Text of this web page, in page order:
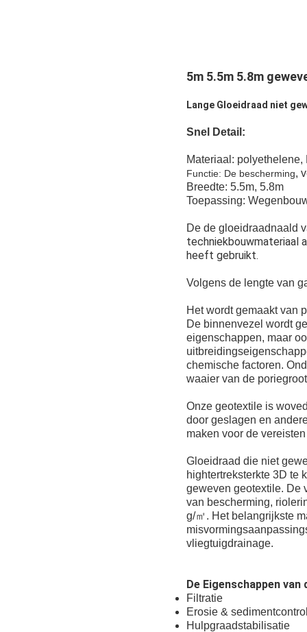
5m 5.5m 5.8m
Lange Gloeidraad niet
Snel Detail:
Materiaal: polyethelene,
Functie: De bescherming,
Breedte: 5.5m, 5.8m
Toepassing:
De de gloeidraadnaald
techniekbouwmateriaal
heeft gebruikt.
Volgens de lengte van
Het wordt gemaakt van
De binnenvezel wordt
eigenschappen, maar
chemische factoren.
waaier van de
Onze geotextile is
door geslagen en
maken voor de
Gloeidraad die niet
hightertreksterkte 3D te
geweven geotextile. De
van bescherming,
g/㎡. Het belangrijkste
vliegtuigdrainage.
De Eigenschappen
Filtratie
Erosie &
Hulpgraadstabilisatie